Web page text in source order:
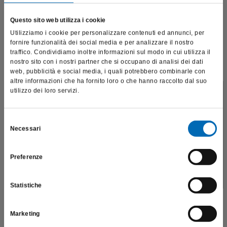
Questo sito web utilizza i cookie
Utilizziamo i cookie per personalizzare contenuti ed annunci, per
fornire funzionalità dei social media e per analizzare il nostro
traffico. Condividiamo inoltre informazioni sul modo in cui utilizza il
nostro sito con i nostri partner che si occupano di analisi dei dati
web, pubblicità e social media, i quali potrebbero combinarle con
altre informazioni che ha fornito loro o che hanno raccolto dal suo
utilizzo dei loro servizi.
delNecessari
Preferenze
Statistiche
Marketing
Oltre alle frese H23VIP, per la rimozione del cemento ortodontico
professionali e riporta dati, prodotti e beni sensibili per la
salute e la sicurezza del paziente; pertanto, per visitare il sito,